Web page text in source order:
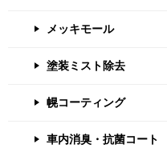
メッキモール
塗装ミスト除去
幌コーティング
車内消臭・抗菌コート